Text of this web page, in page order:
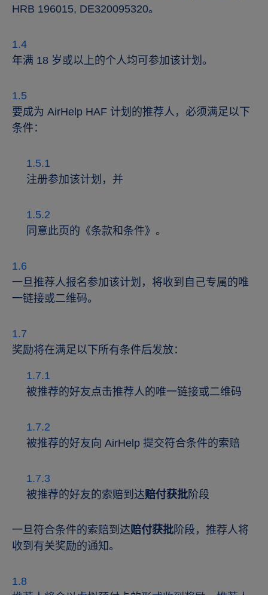
HRB 196015, DE320095320。
年满 18 岁或以上的个人均可参加该计划。
要成为 AirHelp HAF 计划的推荐人，必须满足以下
条件：
注册参加该计划，并
同意此页的《条款和条件》。
一旦推荐人报名参加该计划，将收到自己专属的唯
一链接或二维码。
奖励将在满足以下所有条件后发放：
被推荐的好友点击推荐人的唯一链接或二维码
被推荐的好友向 AirHelp 提交符合条件的索赔
被推荐的好友的索赔到达赔付获批阶段
一旦符合条件的索赔到达赔付获批阶段，推荐人将
收到有关奖励的通知。